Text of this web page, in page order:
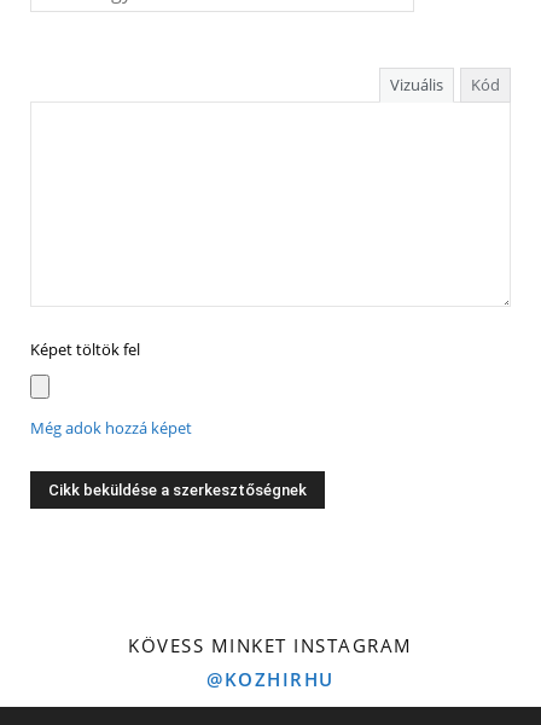
Vizuális Kód
Képet töltök fel
Még adok hozzá képet
KÖVESS MINKET INSTAGRAM
@KOZHIRHU